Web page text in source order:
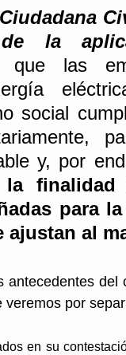
la
que las
social
y, por
la finalidad
para
ajustan al
antecedentes
por
en su